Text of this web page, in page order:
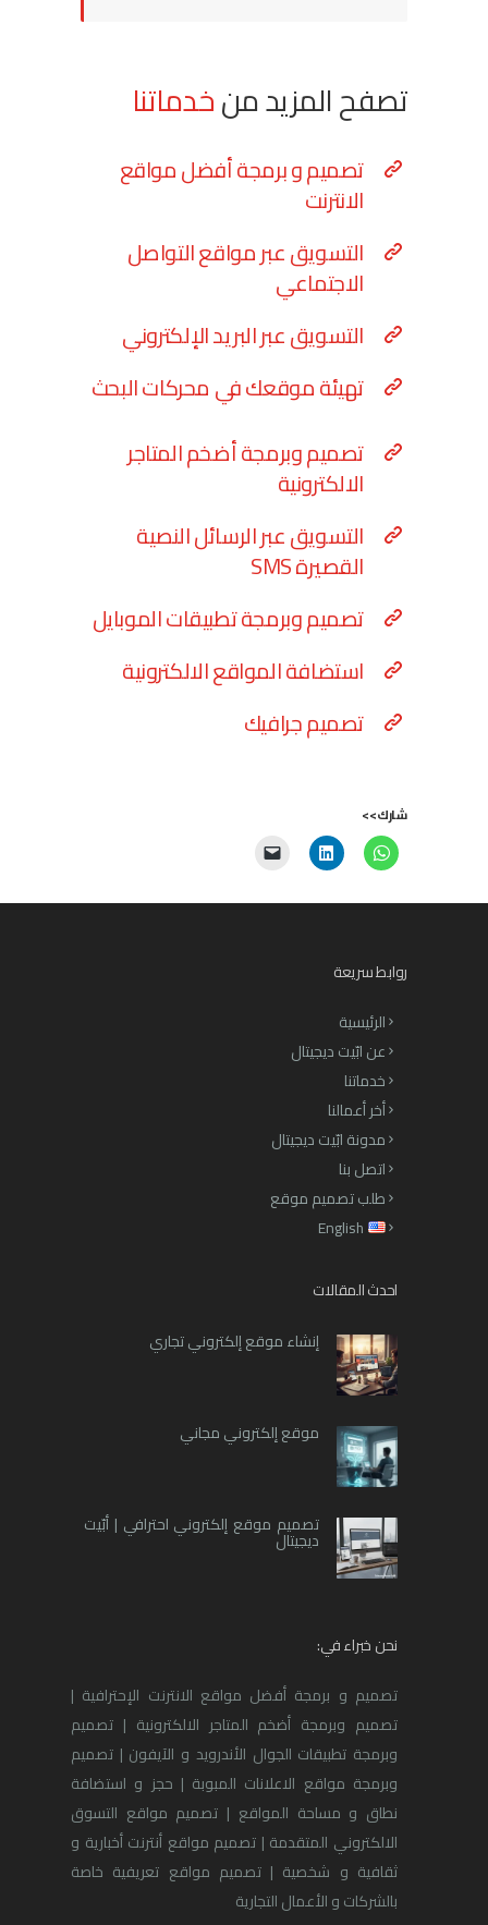
تصفح المزيد منخدماتنا
تصميم و برمجة أفضل مواقع
الانترنت
التسويق عبر مواقع التواصل
الاجتماعي
التسويق عبر البريد الإلكتروني
تهيئة موقعك في محركات البحث
تصميم وبرمجة أضخم المتاجر
الالكترونية
التسويق عبر الرسائل النصية
القصيرة SMS
تصميم وبرمجة تطبيقات الموبايل
استضافة المواقع الالكترونية
تصميم جرافيك
شارك>>
روابط سريعة
الرئيسية
عن ابّيت ديجيتال
خدماتنا
أخر أعمالنا
مدونة ابّيت ديجيتال
اتصل بنا
طلب تصميم موقع
English
احدث المقالات
إنشاء موقع إلكتروني تجاري
موقع إلكتروني مجاني
تصميم موقع إلكتروني احترافي | أبّيت
ديجيتال
نحن خبراء في:
تصميم و برمجة أفضل مواقع الانترنت الإحترافية |
تصميم وبرمجة أضخم المتاجر الالكترونية | تصميم
وبرمجة تطبيقات الجوال الأندرويد و الآيفون | تصميم
وبرمجة مواقع الاعلانات المبوبة | حجز و استضافة
نطاق و مساحة المواقع | تصميم مواقع التسوق
الالكتروني المتقدمة | تصميم مواقع أنترنت أخبارية و
ثقافية و شخصية | تصميم مواقع تعريفية خاصة
بالشركات و الأعمال التجارية